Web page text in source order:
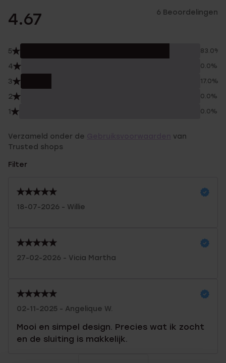
4.67 6 Beoordelingen
5 83.0%
4 0.0%
3 17.0%
2 0.0%
1 0.0%
Verzameld onder de
van
Trusted shops
Filter
18-07-2026 - Willie
27-02-2026 - Vicia Martha
02-11-2025 - Angelique W.
Mooi en simpel design. Precies wat ik zocht
en de sluiting is makkelijk.